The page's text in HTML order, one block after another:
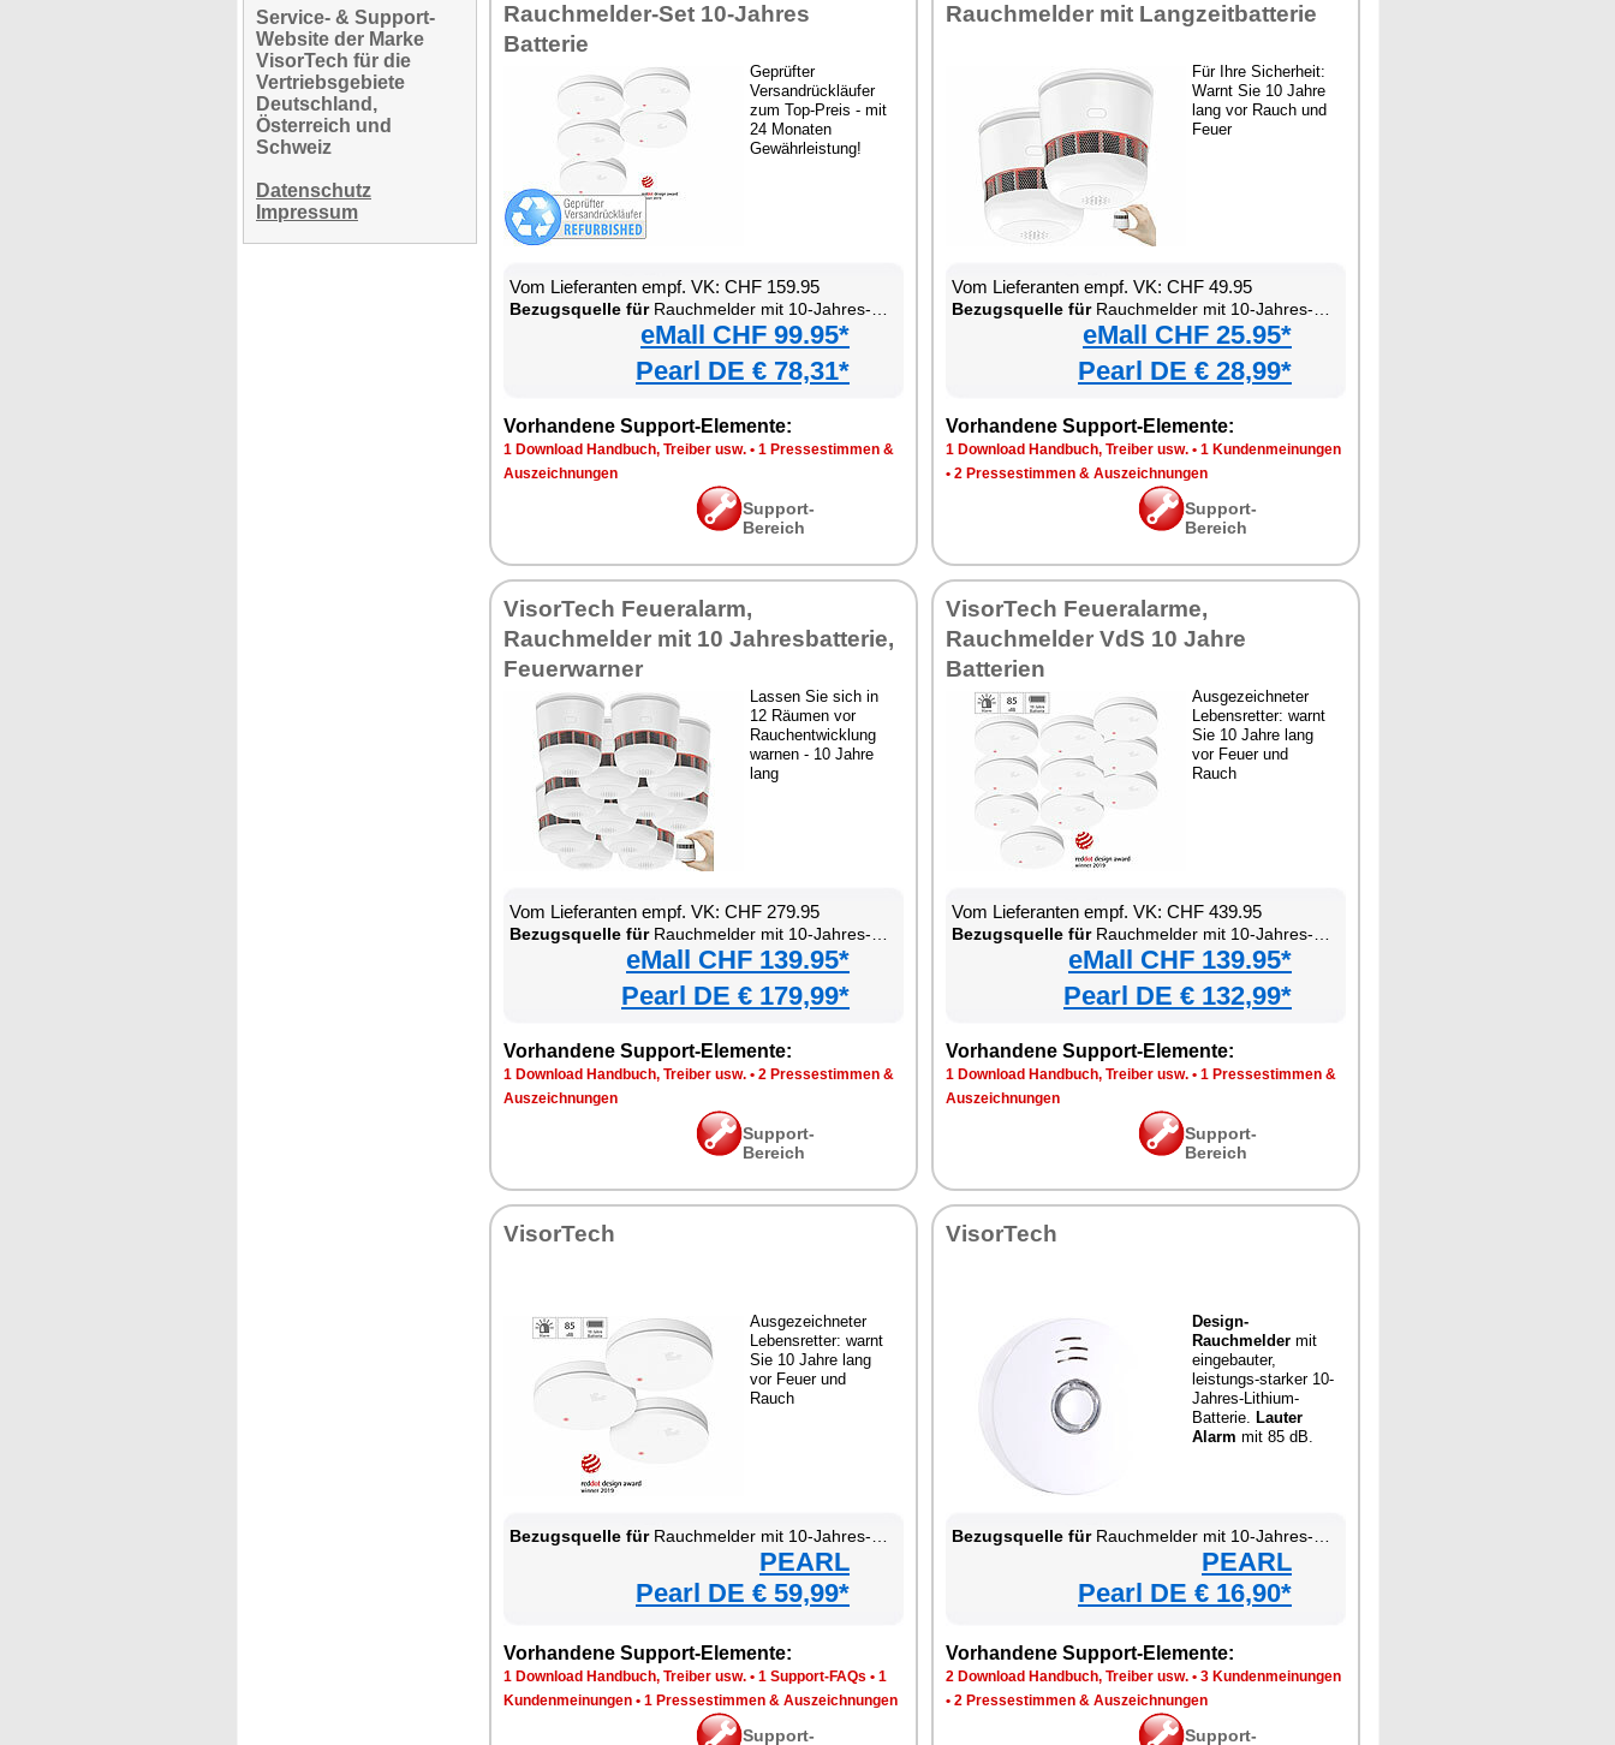
Service- & Support-
Website der Marke
VisorTech für die
Vertriebsgebiete
Deutschland,
Österreich und
Schweiz
Datenschutz
Impressum
Rauchmelder-Set 10-Jahres
Batterie
Geprüfter
Versandrückläufer
zum Top-Preis - mit
24 Monaten
Gewährleistung!
Vom Lieferanten empf. VK: CHF 159.95
Bezugsquelle fürRauchmelder mit 10-Jahres-Batterie
eMall CHF 99.95*
Pearl DE € 78,31*
Vorhandene Support-Elemente:
1 Download Handbuch, Treiber usw. • 1 Pressestimmen &
Auszeichnungen
Support-
Bereich
Rauchmelder mit Langzeitbatterie
Für Ihre Sicherheit:
Warnt Sie 10 Jahre
lang vor Rauch und
Feuer
Vom Lieferanten empf. VK: CHF 49.95
Bezugsquelle fürRauchmelder mit 10-Jahres-Batterie
eMall CHF 25.95*
Pearl DE € 28,99*
Vorhandene Support-Elemente:
1 Download Handbuch, Treiber usw. • 1 Kundenmeinungen
• 2 Pressestimmen & Auszeichnungen
Support-
Bereich
VisorTech Feueralarm,
Rauchmelder mit 10 Jahresbatterie,
Feuerwarner
Lassen Sie sich in
12 Räumen vor
Rauchentwicklung
warnen - 10 Jahre
lang
Vom Lieferanten empf. VK: CHF 279.95
Bezugsquelle fürRauchmelder mit 10-Jahres-Batterie
eMall CHF 139.95*
Pearl DE € 179,99*
Vorhandene Support-Elemente:
1 Download Handbuch, Treiber usw. • 2 Pressestimmen &
Auszeichnungen
Support-
Bereich
VisorTech Feueralarme,
Rauchmelder VdS 10 Jahre
Batterien
Ausgezeichneter
Lebensretter: warnt
Sie 10 Jahre lang
vor Feuer und
Rauch
Vom Lieferanten empf. VK: CHF 439.95
Bezugsquelle fürRauchmelder mit 10-Jahres-Batterie
eMall CHF 139.95*
Pearl DE € 132,99*
Vorhandene Support-Elemente:
1 Download Handbuch, Treiber usw. • 1 Pressestimmen &
Auszeichnungen
Support-
Bereich
VisorTech
Ausgezeichneter
Lebensretter: warnt
Sie 10 Jahre lang
vor Feuer und
Rauch
Bezugsquelle fürRauchmelder mit 10-Jahres-Batterie
PEARL
Pearl DE € 59,99*
Vorhandene Support-Elemente:
1 Download Handbuch, Treiber usw. • 1 Support-FAQs • 1
Kundenmeinungen • 1 Pressestimmen & Auszeichnungen
Support-
VisorTech
Design-
Rauchmelder mit
eingebauter,
leistungs-starker 10-
Jahres-Lithium-
Batterie. Lauter
Alarm mit 85 dB.
Bezugsquelle fürRauchmelder mit 10-Jahres-Batterie
PEARL
Pearl DE € 16,90*
Vorhandene Support-Elemente:
2 Download Handbuch, Treiber usw. • 3 Kundenmeinungen
• 2 Pressestimmen & Auszeichnungen
Support-